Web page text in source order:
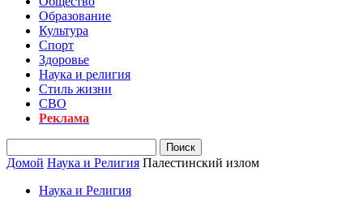
Образование
Культура
Спорт
Здоровье
Наука и религия
Стиль жизни
СВО
Реклама
Домой Наука и Религия Палестинский излом
Наука и Религия